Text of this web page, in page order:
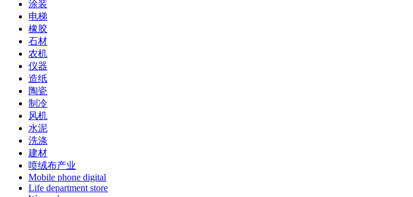
涂装
电梯
橡胶
石材
农机
仪器
造纸
陶瓷
制冷
风机
水泥
洗涤
建材
喷绒布产业
Mobile phone digital
Life department store